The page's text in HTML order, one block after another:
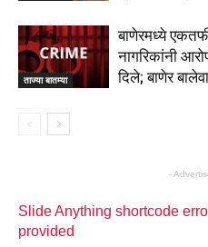
ताज्या बातम्या
बाणेरमध्ये
नागरिकांनी
दिले; बाणेर
-
Slide Anything shortcode
provided